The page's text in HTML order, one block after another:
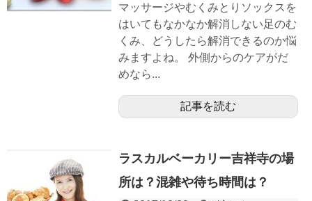
マッサージやむくみとりソックスを
はいてもなかなか解消しない足のむ
くみ、どうしたら解消できるのか悩
みますよね。 外側からのケアがだ
めなら...
記事を読む
ラスカルベーカリー吉祥寺の場
所は？混雑や待ち時間は？